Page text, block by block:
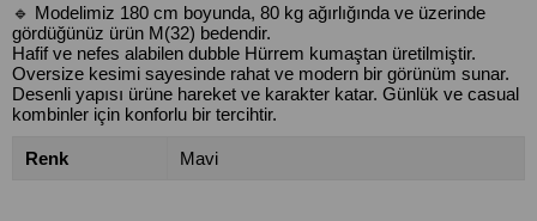
🔹 Modelimiz 180 cm boyunda, 80 kg ağırlığında ve üzerinde
gördüğünüz ürün M(32) bedendir.
Hafif ve nefes alabilen dubble Hürrem kumaştan üretilmiştir.
Oversize kesimi sayesinde rahat ve modern bir görünüm sunar.
Desenli yapısı ürüne hareket ve karakter katar. Günlük ve casual
kombinler için konforlu bir tercihtir.
Renk Mavi